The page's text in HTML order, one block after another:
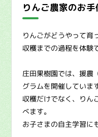
りんご農家のお
りんごがどうやって育
収穫までの過程を体験
庄田果樹園では、援農
グラムを開催しています
収穫だけでなく、りん
べます。
お子さまの自主学習に